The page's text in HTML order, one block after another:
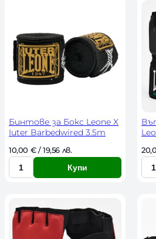
Бинтове за Бокс Leone X
Iuter Barbedwired 3.5m
10,00 € / 19,56 лв.
К
и
ч
Купи
К